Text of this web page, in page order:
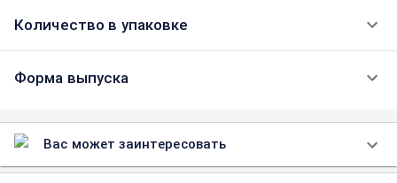
Количество в упаковке
Форма выпуска
Вас может заинтересовать